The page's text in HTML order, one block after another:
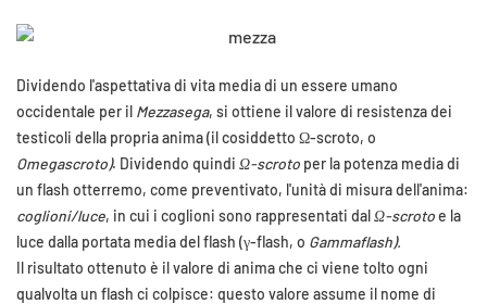
Dividendo l'aspettativa di vita media di un essere umano
occidentale per il Mezzasega, si ottiene il valore di resistenza dei
testicoli della propria anima (il cosiddetto Ω-scroto, o
Omegascroto). Dividendo quindi Ω-scroto per la potenza media di
un flash otterremo, come preventivato, l'unità di misura dell'anima:
coglioni/luce, in cui i coglioni sono rappresentati dalΩ-scrotoe la
luce dalla portata media del flash (γ-flash, o Gammaflash).
Il risultato ottenuto è il valore di anima che ci viene tolto ogni
qualvolta un flash ci colpisce: questo valore assume il nome di